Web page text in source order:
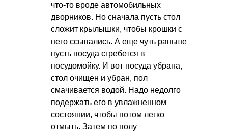
что-то вроде автомобильных
дворников. Но сначала пусть стол
сложит крылышки, чтобы крошки с
него ссыпались. А еще чуть раньше
пусть посуда сгребется в
посудомойку. И вот посуда убрана,
стол очищен и убран, пол
смачивается водой. Надо недолго
подержать его в увлажненном
состоянии, чтобы потом легко
отмыть. Затем по полу